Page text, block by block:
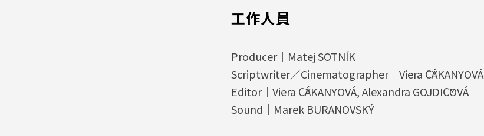
工作人員
Producer｜Matej SOTNÍK
Scriptwriter／Cinematographer｜Viera ČÁKANYOVÁ
Editor｜Viera ČÁKANYOVÁ, Alexandra GOJDIČOVÁ
Sound｜Marek BURANOVSKÝ